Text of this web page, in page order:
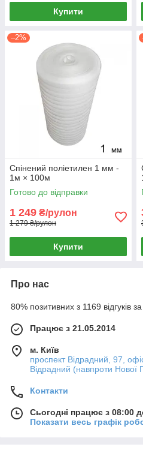
Купити
–2%
Спінений поліетилен 1 мм -
1м × 100м
Готово до відправки
1 249 ₴/рулон
1 279 ₴/рулон
Купити
Про нас
80% позитивних з 1169 відгуків за
Працює з 21.05.2014
м. Київ
проспект Відрадний, 97,
Відрадний (навпроти
Контакти
Сьогодні працює з 08:00
Показати весь графік